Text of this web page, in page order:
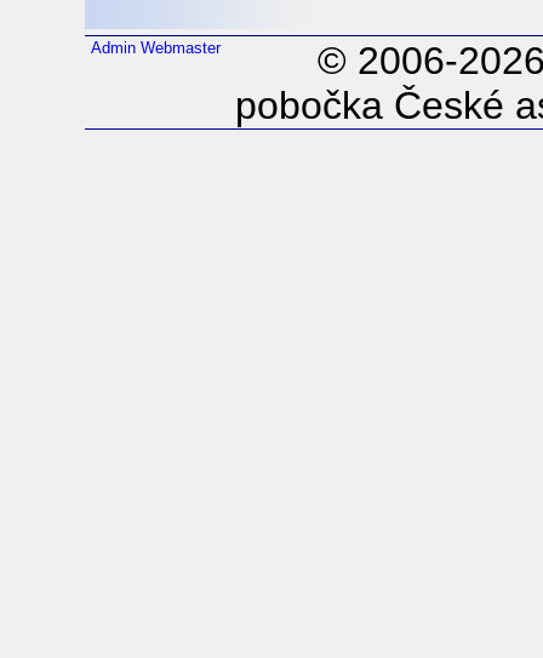
Admin Webmaster
© 2006-
pobočka České